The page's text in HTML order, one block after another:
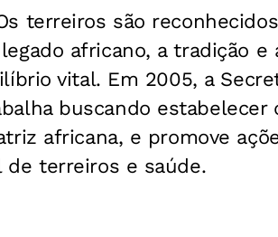
terreiros são
africano, a tradição e
vital. Em 2005, a
buscando
africana, e promove
de terreiros e saúde.